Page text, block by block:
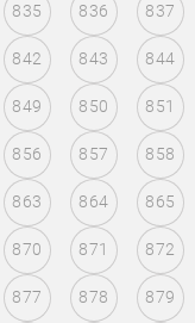
835 836 837
842 843 844
849 850 851
856 857 858
863 864 865
870 871 872
877 878 879